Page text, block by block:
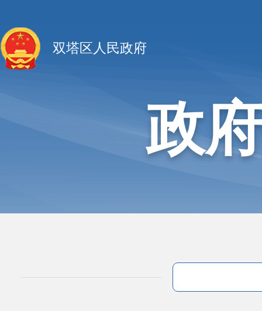
双塔区人民政府
政